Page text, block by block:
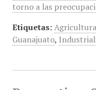
torno a las
Etiquetas: Agricultura
Guanajuato,